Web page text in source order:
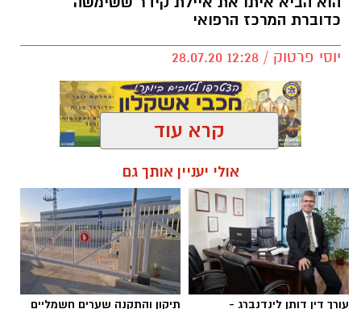
להורדת האפליקציה לחצו כאן
כדוברת המרכז הרפואי
יוסי פרטוק / 12:28 28.07.20
כשפרופסור חזי לוי מונה כמנכ״ל משרד
הבריאות, לא היה ספק שהדוברת איילת קידר,
תלווה אותו. מחר (רביעי) יהיה יומה האחרון
במרכז הרפואי כדוברת ותשמש כעוזרת
והדוברת של פרופסור חזי לוי.
קרא עוד
אולי יעניין אותך גם
עורך דין דותן לינדנברג - תיקון והתקנה שערים חשמליים